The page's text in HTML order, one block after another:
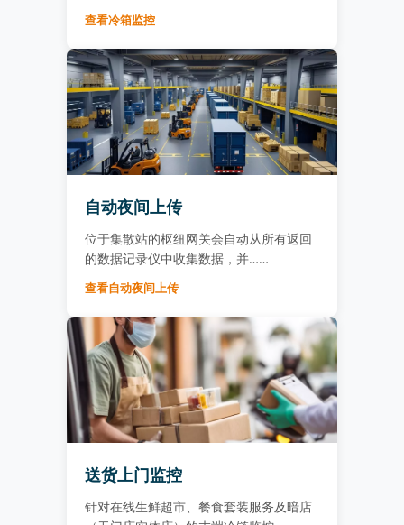
查看冷箱监控
自动夜间上传
位于集散站的枢纽网关会自动从所有返回
的数据记录仪中收集数据，并……
查看自动夜间上传
送货上门监控
针对在线生鲜超市、餐食套装服务及暗店